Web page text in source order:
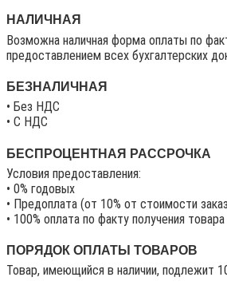
НАЛИЧНАЯ
Возможна наличная форма оплаты по
предоставлением всех бухгалтерских
БЕЗНАЛИЧНАЯ
• Без НДС
• C НДС
БЕСПРОЦЕНТНАЯ РАССРОЧКА
Условия предоставления:
• 0% годовых
• Предоплата (от 10% от стоимости
• 100% оплата по факту получения товара
ПОРЯДОК ОПЛАТЫ ТОВАРОВ
Товар, имеющийся в наличии, подлежит